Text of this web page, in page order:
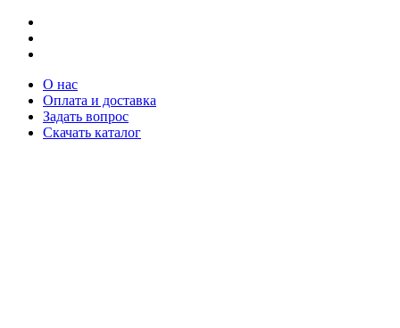
О нас
Оплата и доставка
Задать вопрос
Скачать каталог